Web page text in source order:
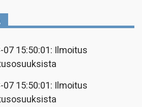
07 15:50:01: Ilmoitus
07 15:50:01: Ilmoitus